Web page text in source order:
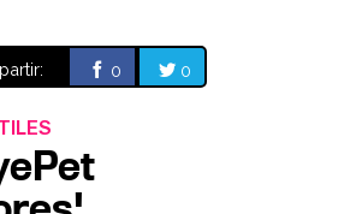
0 0